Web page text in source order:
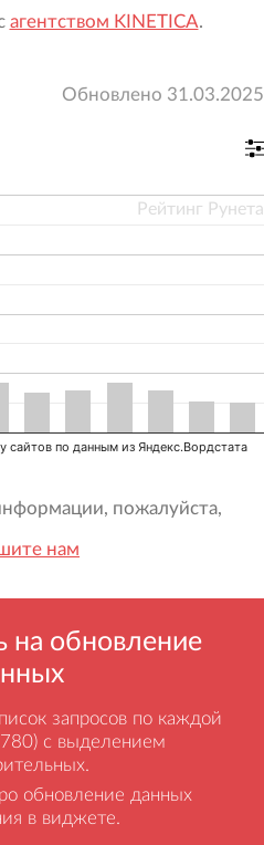
агентством KINETICA.
Обновлено 31.03.2025
сайтов по данным из Яндекс.Вордстата
Рейтинг Рунета
пожалуйста,
нам
на обновление
запросов по каждой
780) с выделением
обновление данных
в виджете.